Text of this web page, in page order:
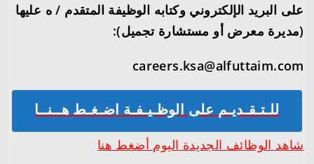
على البريد الإلكتروني وكتابه الوظيفة المتقدم / ه عليها
(مديرة معرض أو مستشارة تجميل):
careers.ksa@alfuttaim.com
للـتـقـديـم على الوظـيـفـة اضـغـط هــنــا
شاهد الوظائف الجديدة اليوم أضغط هنا